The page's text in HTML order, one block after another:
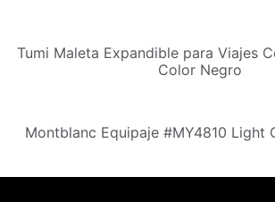
Tumi Maleta Expandible para Viajes
Color Negro
Montblanc Equipaje #MY4810 Light